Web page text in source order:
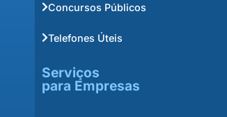
Concursos Públicos
Telefones Úteis
Serviços
para Empresas